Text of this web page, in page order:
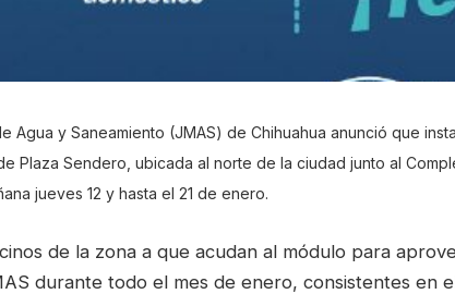
Agua y Saneamiento (JMAS) de Chihuahua anunció que
Plaza Sendero, ubicada al norte de la ciudad junto al
jueves 12 y hasta el 21 de enero.
de la zona a que acudan al módulo para
durante todo el mes de enero, consistentes en